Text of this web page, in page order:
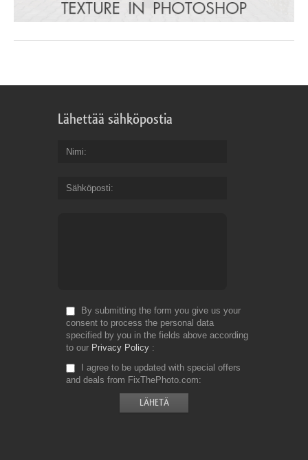
Lähettää sähköpostia
Nimi
Sähköposti
By submitting the form you give us your
consent to process the personal data
specified by you in the fields above according
to our Privacy Policy
I agree to be updated with special offers
and deals from FixThePhoto.com